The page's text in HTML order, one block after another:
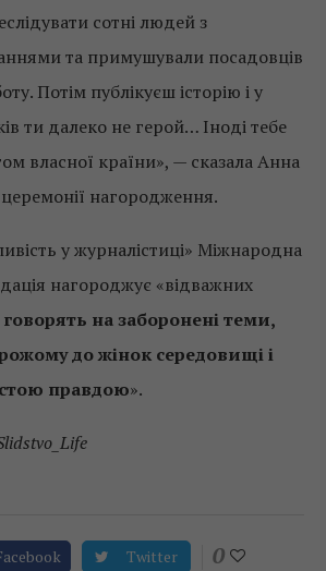
сотні людей з
та примушували посадовців
Потім публікуєш історію і у
ти далеко не герой… Іноді тебе
власної країни», — сказала Анна
церемонії нагородження.
у журналістиці» Міжнародна
нагороджує «відважних
говорять на заборонені теми,
до жінок середовищі і
правдою».
Twitter 0